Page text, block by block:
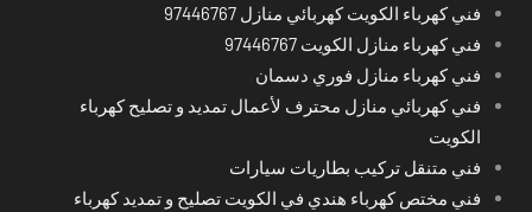
فني كهرباء الكويت كهربائي منازل 97446767
فني كهرباء منازل الكويت 97446767
فني كهرباء منازل فوري دسمان
فني كهربائي منازل محترف لأعمال تمديد و تصليح كهرباء
الكويت
فني متنقل تركيب بطاريات سيارات
فني مختص كهرباء هندي في الكويت تصليح و تمديد كهرباء